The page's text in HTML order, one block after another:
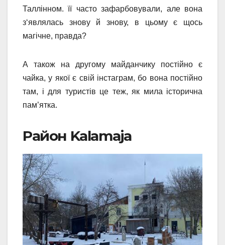
Таллінном. її часто зафарбовували, але вона
з‘являлась знову й знову, в цьому є щось
магічне, правда?
А також на другому майданчику постійно є
чайка, у якої є свій інстаграм, бо вона постійно
там, і для туристів це теж, як мила історична
пам’ятка.
Район Kalamaja